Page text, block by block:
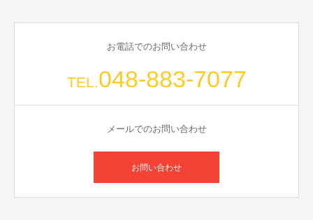
お電話でのお問い合わせ
TEL.048-883-7077
メールでのお問い合わせ
お問い合わせ